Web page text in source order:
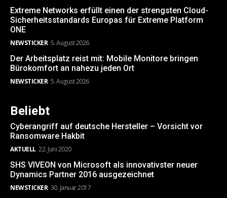
Extreme Networks erfüllt einen der strengsten Cloud-
Sicherheitsstandards Europas für Extreme Platform
ONE
NEWSTICKER 5. August 2026
Der Arbeitsplatz reist mit: Mobile Monitore bringen
Bürokomfort an nahezu jeden Ort
NEWSTICKER 5. August 2026
Beliebt
Cyberangriff auf deutsche Hersteller – Vorsicht vor
Ransomware Hakbit
AKTUELL 22. Juni 2020
SHS VIVEON von Microsoft als innovativster neuer
Dynamics Partner 2016 ausgezeichnet
NEWSTICKER 30. Januar 2017